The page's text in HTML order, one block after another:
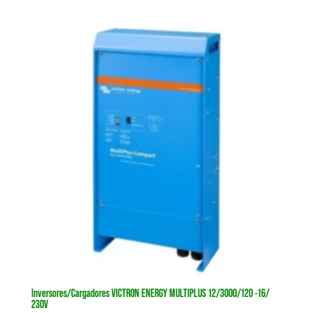
Inversores/Cargadores VICTRON ENERGY MULTIPLUS 12/3000/120 -16/
230V